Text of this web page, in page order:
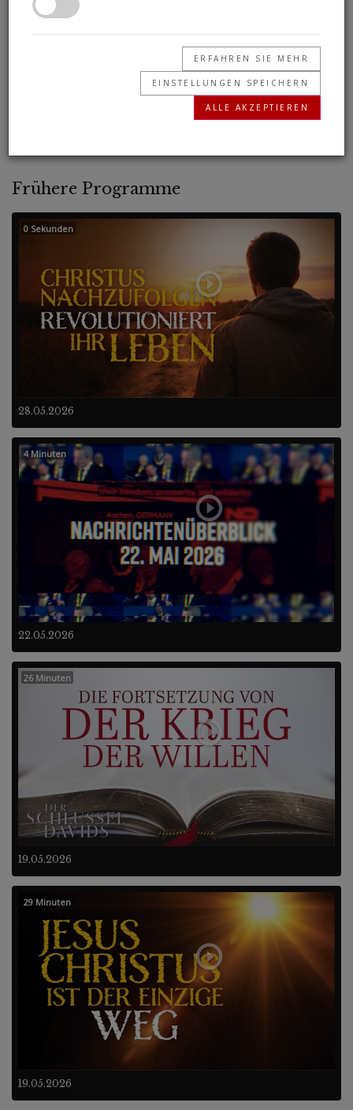
Steve Jobs wurde durch seine Fähigkeit, sich zu
fokussieren, zu einem der erfolgreichsten
Geschäftsleute aller Zeiten. Aber selbst er
wusste nicht, worauf er sich fokussieren sollte.
Frühere Programme
28.05.2026
0 Sekunden
22.05.2026
4 Minuten
19.05.2026
26 Minuten
19.05.2026
29 Minuten
ERFAHREN SIE MEHR
EINSTELLUNGEN SPEICHERN
ALLE AKZEPTIEREN